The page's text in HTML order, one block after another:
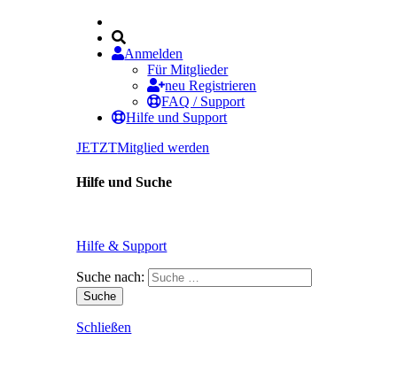
Anmelden
Für Mitglieder
neu Registrieren
FAQ / Support
Hilfe und Support
JETZTMitglied werden
Hilfe und Suche
Hilfe & Support
Suche nach:
Schließen